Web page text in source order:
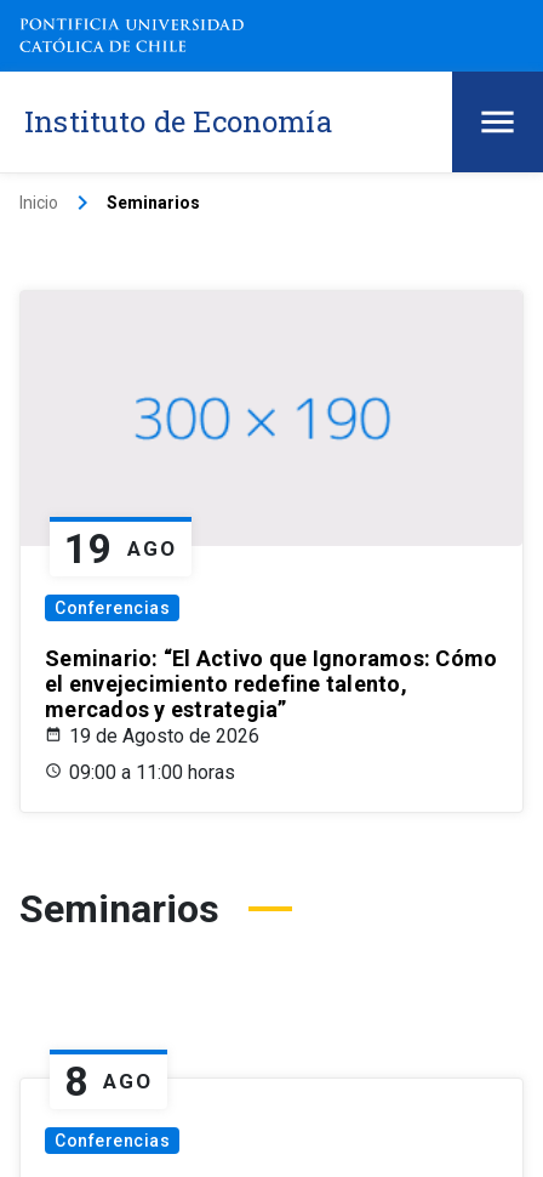
Instituto de Economía
Inicio keyboard_arrow_right Seminarios
19 AGO
Conferencias
Seminario: “El Activo que Ignoramos: Cómo
el envejecimiento redefine talento,
mercados y estrategia”
19 de Agosto de 2026
09:00 a 11:00 horas
Seminarios
8 AGO
Conferencias